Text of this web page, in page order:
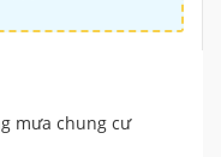
mưa chung cư